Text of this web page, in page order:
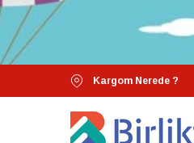
Kargom Nerede ?